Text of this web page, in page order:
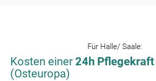
Für Halle/ Saale:
Kosten einer24h Pflegekraft
(Osteuropa)